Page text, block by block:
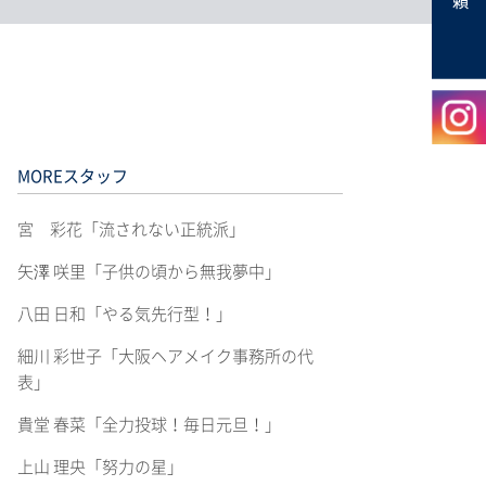
MOREスタッフ
宮 彩花「流されない正統派」
矢澤 咲里「子供の頃から無我夢中」
八田 日和「やる気先行型！」
細川 彩世子「大阪ヘアメイク事務所の代
表」
貴堂 春菜「全力投球！毎日元旦！」
上山 理央「努力の星」